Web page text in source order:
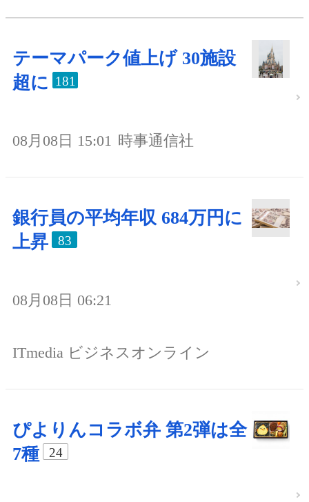
テーマパーク値上げ 30施設
超に 181
08月08日 15:01 時事通信社
銀行員の平均年収 684万円に
上昇
83
08月08日 06:21
ITmedia ビジネスオンライン
ぴよりんコラボ弁 第2弾は全
7種
24